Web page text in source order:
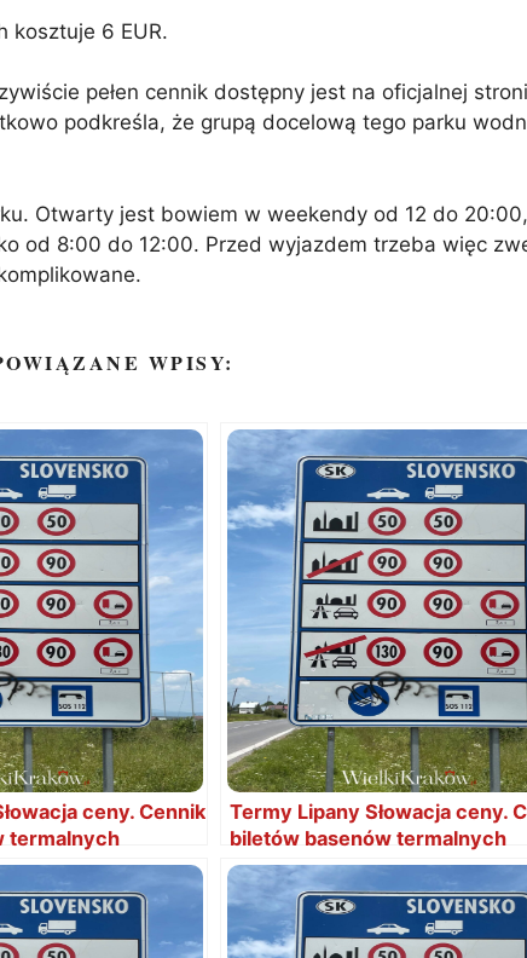
kosztuje 6 EUR.
pełen cennik dostępny jest na oficjalnej
podkreśla, że grupą docelową tego parku
Otwarty jest bowiem w weekendy od 12 do
od 8:00 do 12:00. Przed wyjazdem trzeba więc
WPISY:
ceny. Cennik
termalnych
Termy Lipany Słowacja ceny.
biletów basenów termalnych